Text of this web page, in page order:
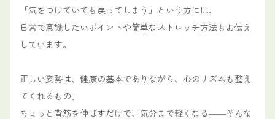
「気をつけていても戻ってしまう」という方には、
日常で意識したいポイントや簡単なストレッチ方法もお伝え
しています。
正しい姿勢は、健康の基本でありながら、心のリズムも整え
てくれるもの。
ちょっと背筋を伸ばすだけで、気分まで軽くなる――そんな